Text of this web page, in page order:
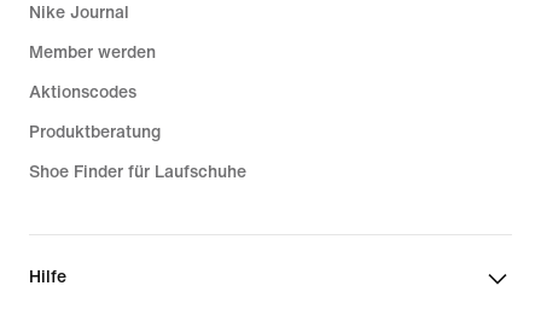
Nike Journal
Member werden
Aktionscodes
Produktberatung
Shoe Finder für Laufschuhe
Hilfe